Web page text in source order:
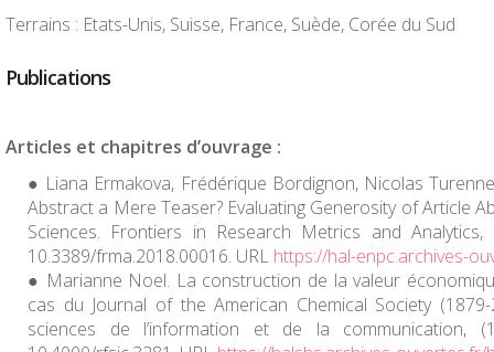
Terrains : Etats-Unis, Suisse, France, Suède, Corée du Sud
Publications
Articles et chapitres d’ouvrage :
Liana Ermakova, Frédérique Bordignon, Nicolas
Abstract a Mere Teaser? Evaluating Generosity of Article
Sciences. Frontiers in Research Metrics and
10.3389/frma.2018.00016. URL https://hal-enpc.archives-
Marianne Noel. La construction de la valeur
cas du Journal of the American Chemical Society
sciences de l’information et de la communication,